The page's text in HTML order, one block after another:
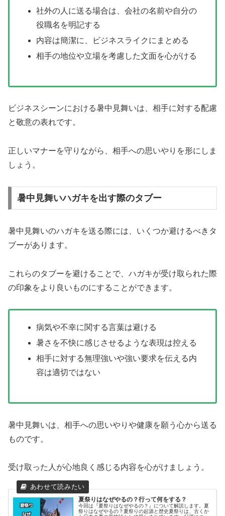
社外の人に送る場合は、会社の名前や自分の
役職名を明記する
内容は簡潔に、ビジネスライクにまとめる
相手の地位や立場を考慮した文面を心がける
ビジネスシーンにおける暑中見舞いは、相手に対する配慮
と敬意の表れです。
正しいマナーを守りながら、相手への思いやりを形にしま
しょう。
暑中見舞いハガキを出す際のタブー
暑中見舞いのハガキを送る際には、いくつか避けるべきタ
ブーがあります。
これらのタブーを避けることで、ハガキが受け取られた際
の印象をより良いものにすることができます。
病気や不幸に関する言葉は避ける
暑さを不快に感じさせるような表現は控える
相手に対する無理強いや強い要求を伝える内
容は適切ではない
暑中見舞いは、相手への思いやりや健康を願う心から送る
ものです。
受け取った人が心地良く感じる内容を心がけましょう。
夏祭りはなぜやるの？行って何をする？
今回は『夏祭りはなぜやるの？』について解説します。夏
祭りはなぜやるの？夏祭りの起源と歴史夏祭りは、古くか